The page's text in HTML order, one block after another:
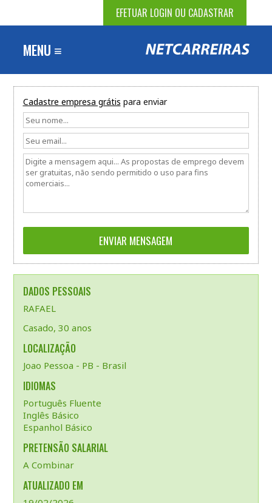
EFETUAR LOGIN OU CADASTRAR
MENU ≡
Cadastre empresa grátis para enviar
DADOS PESSOAIS
RAFAEL
Casado, 30 anos
LOCALIZAÇÃO
Joao Pessoa - PB - Brasil
IDIOMAS
Português Fluente
Inglês Básico
Espanhol Básico
PRETENSÃO SALARIAL
A Combinar
ATUALIZADO EM